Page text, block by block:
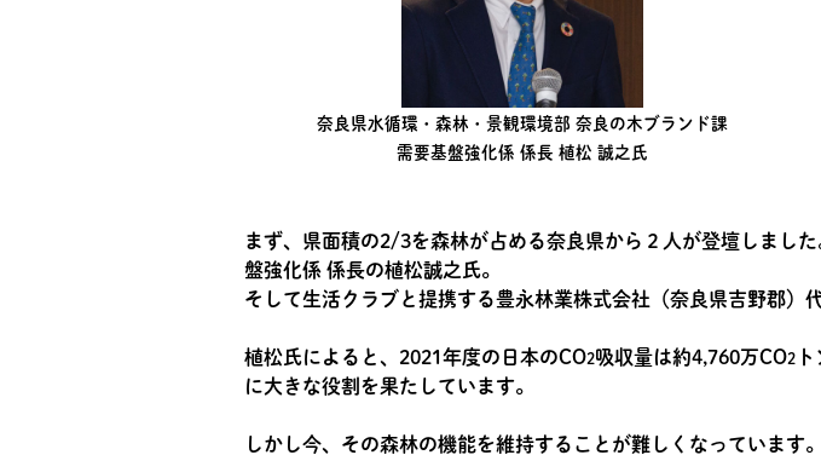
奈良県水循環・森林・景観環境部 奈良の木ブランド課
需要基盤強化係 係長 植松 誠之氏
まず、県面積の2/3を森林が占める奈良県から２人が登壇しまし
盤強化係 係長の植松誠之氏。
そして生活クラブと提携する豊永林業株式会社（奈良県吉野郡）
植松氏によると、2021年度の日本のCO2吸収量は約4,760万CO2
に大きな役割を果たしています。
しかし今、その森林の機能を維持することが難しくなっています。